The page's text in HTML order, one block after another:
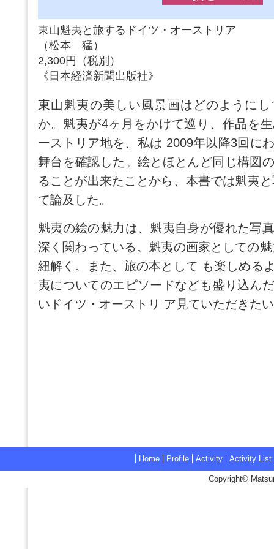
東山魁夷と旅するドイツ・オーストリア
（松本 猛）
2,300円（税別）
《日本経済新聞出版社》
東山魁夷の美しい風景画はどのように
か。魁夷が4ヶ月をかけて巡り、作品を
ーストリア地を、私は 2009年以降3回に
舞台を確認した。絵とほとんど同じ構図
ることが出来たことから、本書では魁夷
て論及した。
魁夷の絵の魅力は、魁夷自身が優れた写
深く関わっている。魁夷の画家としての
紐解く。また、旅の本として も楽しめる
夷についてのエピソードなども盛り込ん
いドイツ・オーストリ ア見ていただきた
Home Profile Activity Activity List
Copyright©